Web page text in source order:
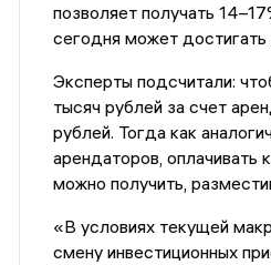
позволяет получать
сегодня может достигать
Эксперты подсчитали:
тысяч рублей за счет
рублей. Тогда как
арендаторов, оплачивать
можно получить,
«В условиях текущей
смену инвестиционных